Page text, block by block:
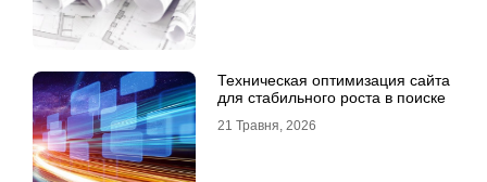
Техническая оптимизация сайта
для стабильного роста в поиске
21 Травня, 2026